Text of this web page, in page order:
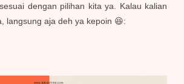
dengan pilihan kita ya. Kalau kalian
langsung aja deh ya kepoin 😆: